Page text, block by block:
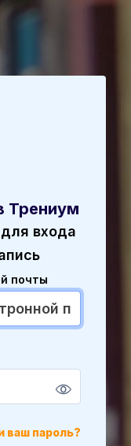
Трениум
входа
созданию
почты
почты
ваш пароль?